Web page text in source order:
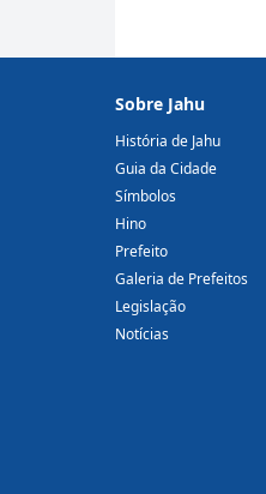
Sobre Jahu
História de Jahu
Guia da Cidade
Símbolos
Hino
Prefeito
Galeria de Prefeitos
Legislação
Notícias